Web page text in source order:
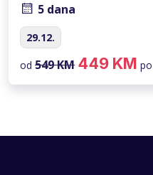
5 dana
29.12.
od 549 KM 449 KM